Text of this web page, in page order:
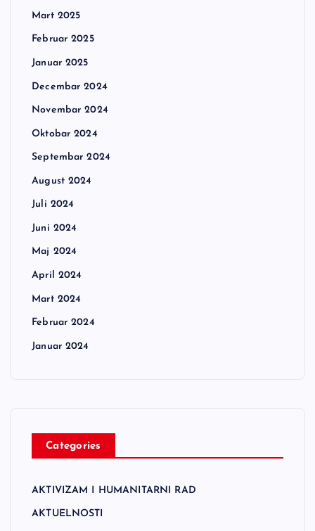
Mart 2025
Februar 2025
Januar 2025
Decembar 2024
Novembar 2024
Oktobar 2024
Septembar 2024
August 2024
Juli 2024
Juni 2024
Maj 2024
April 2024
Mart 2024
Februar 2024
Januar 2024
Categories
AKTIVIZAM I HUMANITARNI RAD
AKTUELNOSTI